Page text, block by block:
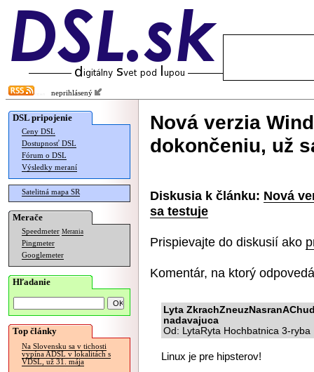
neprihlásený
DSL pripojenie
Ceny DSL
Dostupnosť DSL
Fórum o DSL
Výsledky meraní
Satelitná mapa SR
Merače
Speedmeter Merania
Pingmeter
Googlemeter
Hľadanie
Top články
Na Slovensku sa v tichosti
vypína ADSL v lokalitách s
VDSL, už 31. mája
Nová verzia
dokončeniu, už
Diskusia k článku: Nová
sa testuje
Prispievajte do diskusií ako
Komentár, na ktorý
Lyta
nadavajuca
Od: LytaRyta Hochbatnica 3-
Linux je pre hipsterov!